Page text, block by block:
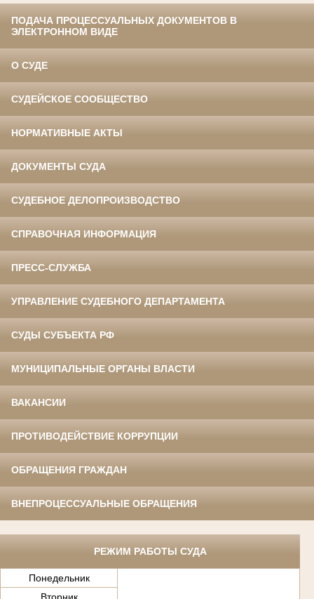
ПОДАЧА ПРОЦЕССУАЛЬНЫХ ДОКУМЕНТОВ В
ЭЛЕКТРОННОМ ВИДЕ
О СУДЕ
СУДЕЙСКОЕ СООБЩЕСТВО
НОРМАТИВНЫЕ АКТЫ
ДОКУМЕНТЫ СУДА
СУДЕБНОЕ ДЕЛОПРОИЗВОДСТВО
СПРАВОЧНАЯ ИНФОРМАЦИЯ
ПРЕСС-СЛУЖБА
УПРАВЛЕНИЕ СУДЕБНОГО ДЕПАРТАМЕНТА
СУДЫ СУБЪЕКТА РФ
МУНИЦИПАЛЬНЫЕ ОРГАНЫ ВЛАСТИ
ВАКАНСИИ
ПРОТИВОДЕЙСТВИЕ КОРРУПЦИИ
ОБРАЩЕНИЯ ГРАЖДАН
ВНЕПРОЦЕССУАЛЬНЫЕ ОБРАЩЕНИЯ
РЕЖИМ РАБОТЫ СУДА
Понедельник